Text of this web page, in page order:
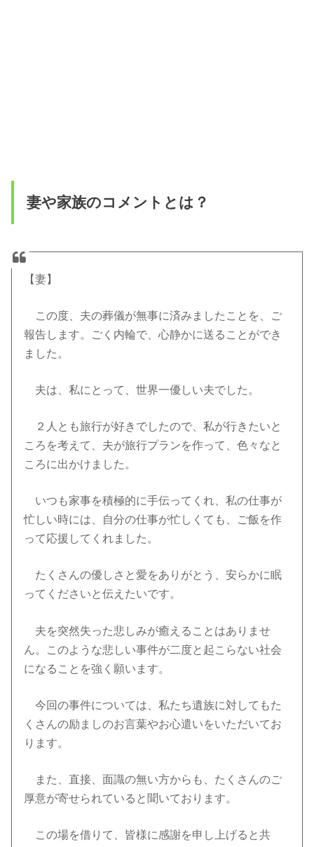
妻や家族のコメントとは？
【妻】
この度、夫の葬儀が無事に済みましたことを、ご
報告します。ごく内輪で、心静かに送ることができ
ました。
夫は、私にとって、世界一優しい夫でした。
２人とも旅行が好きでしたので、私が行きたいと
ころを考えて、夫が旅行プランを作って、色々なと
ころに出かけました。
いつも家事を積極的に手伝ってくれ、私の仕事が
忙しい時には、自分の仕事が忙しくても、ご飯を作
って応援してくれました。
たくさんの優しさと愛をありがとう、安らかに眠
ってくださいと伝えたいです。
夫を突然失った悲しみが癒えることはありませ
ん。このような悲しい事件が二度と起こらない社会
になることを強く願います。
今回の事件については、私たち遺族に対してもた
くさんの励ましのお言葉やお心遣いをいただいてお
ります。
また、直接、面識の無い方からも、たくさんのご
厚意が寄せられていると聞いております。
この場を借りて、皆様に感謝を申し上げると共